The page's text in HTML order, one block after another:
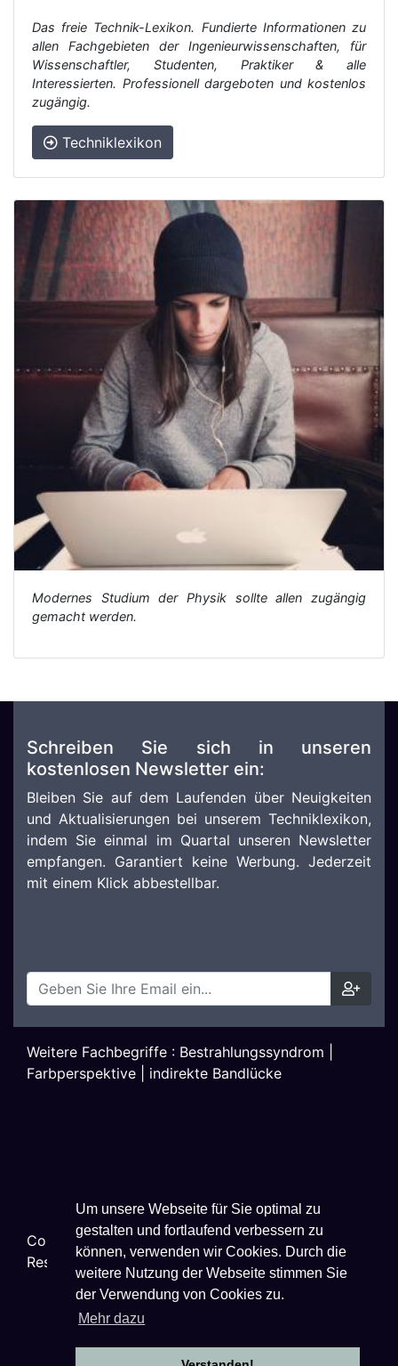
Um unsere Webseite für Sie optimal zu
gestalten und fortlaufend verbessern zu
können, verwenden wir Cookies. Durch die
weitere Nutzung der Webseite stimmen Sie
der Verwendung von Cookies zu.
Mehr dazu
Das freie Technik-Lexikon. Fundierte Informationen zu
allen Fachgebieten der Ingenieurwissenschaften, für
Wissenschaftler, Studenten, Praktiker & alle
Interessierten. Professionell dargeboten und kostenlos
zugängig.
Techniklexikon
Modernes Studium der Physik sollte allen zugängig
gemacht werden.
Schreiben Sie sich in unseren
kostenlosen Newsletter ein:
Bleiben Sie auf dem Laufenden über Neuigkeiten
und Aktualisierungen bei unserem Techniklexikon,
indem Sie einmal im Quartal unseren Newsletter
empfangen. Garantiert keine Werbung. Jederzeit
mit einem Klick abbestellbar.
Weitere Fachbegriffe : Bestrahlungssyndrom
Farbperspektive
indirekte Bandlücke
Copyright ©2026Techniklexikon.net - All Rights
Reserved.
Datenschutzhinweise|Impressum